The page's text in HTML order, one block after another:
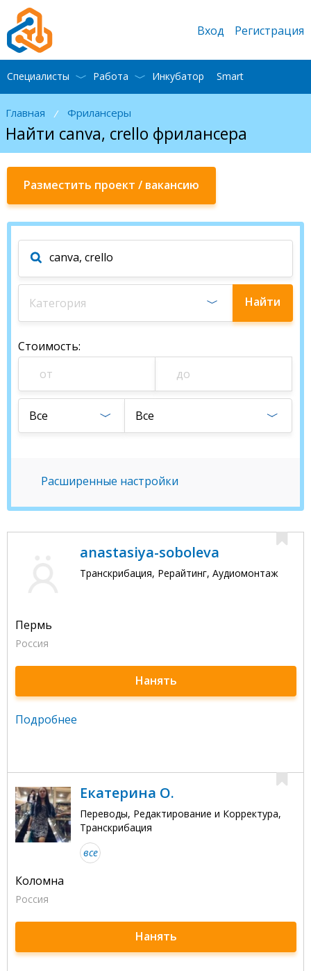
Главная / Фрилансеры
Найти canva, crello фрилансера
Разместить проект / вакансию
Категория Найти
Стоимость:
Все Все
Расширенные настройки
anastasiya-soboleva
Транскрибация, Рерайтинг, Аудиомонтаж
Пермь
Россия
Нанять
Подробнее
Екатерина О.
Переводы, Редактирование и Корректура,
Транскрибация
все
Коломна
Россия
Нанять
Вход Регистрация
Специалисты Работа Инкубатор Smart